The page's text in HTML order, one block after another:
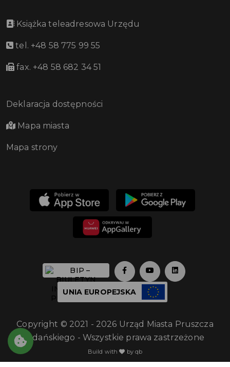
Książka teleadresowa Urzędu
tel. +48 58 775 99 55
fax. +48 58 682 34 51
Deklaracja dostępności
Mapa miasta
Mapa strony
UNIA EUROPEJSKA
Copyright © 2021 - 2026 Urząd Miasta Pruszcza
Gdańskiego - Wszystkie prawa zastrzeżone
Build with by qb